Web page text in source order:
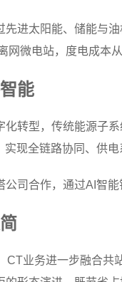
先进太阳能、储能与
网微电站，度电成本
能
化转型，传统能源子
现全链路协同、供电
司合作，通过AI智
CT业务进一步融合